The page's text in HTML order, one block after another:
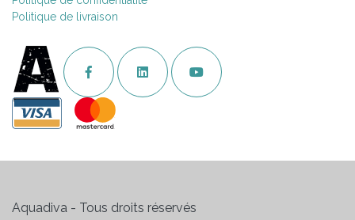
Politique de livraison
Aquadiva - Tous droits réservés